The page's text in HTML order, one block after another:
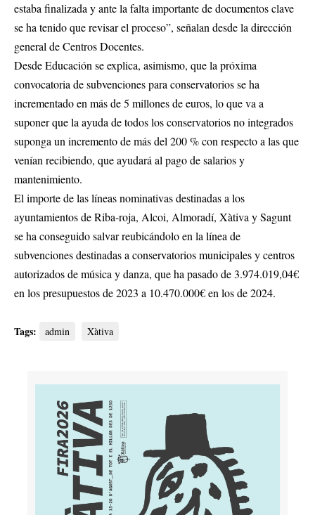
estaba finalizada y ante la falta importante de documentos clave
se ha tenido que revisar el proceso”, señalan desde la dirección
general de Centros Docentes.
Desde Educación se explica, asimismo, que la próxima
convocatoria de subvenciones para conservatorios se ha
incrementado en más de 5 millones de euros, lo que va a
suponer que la ayuda de todos los conservatorios no integrados
suponga un incremento de más del 200 % con respecto a las que
venían recibiendo, que ayudará al pago de salarios y
mantenimiento.
El importe de las líneas nominativas destinadas a los
ayuntamientos de Riba-roja, Alcoi, Almoradí, Xàtiva y Sagunt
se ha conseguido salvar reubicándolo en la línea de
subvenciones destinadas a conservatorios municipales y centros
autorizados de música y danza, que ha pasado de 3.974.019,04€
en los presupuestos de 2023 a 10.470.000€ en los de 2024.
Tags: admin Xàtiva